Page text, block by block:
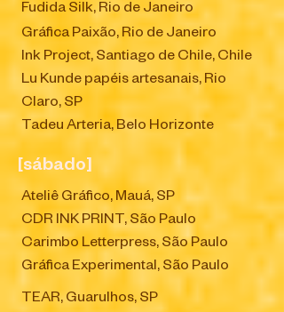
Fudida Silk, Rio de Janeiro
Gráfica Paixão, Rio de Janeiro
Ink Project, Santiago de Chile, Chile
Lu Kunde papéis artesanais, Rio
Claro, SP
Tadeu Arteria, Belo Horizonte
[sábado]
Ateliê Gráfico, Mauá, SP
CDR INK PRINT, São Paulo
Carimbo Letterpress, São Paulo
Gráfica Experimental, São Paulo
TEAR, Guarulhos, SP